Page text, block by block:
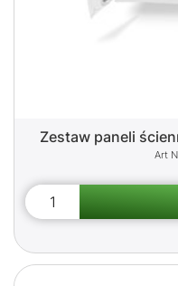
Zestaw paneli